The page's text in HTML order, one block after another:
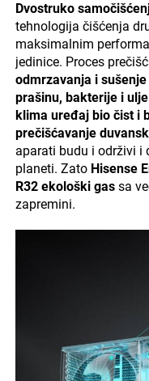
Dvostruko
tehnologija čišćenja
maksimalnim
jedinice. Proces
odmrzavanja i
prašinu, bakterije i
klima uređaj bio čist i
prečišćavanje
aparati budu i održivi i
planeti. Zato Hisense
R32 ekološki gassa
zapremini.